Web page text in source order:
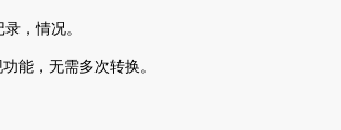
录，情况。
功能，无需多次转换。